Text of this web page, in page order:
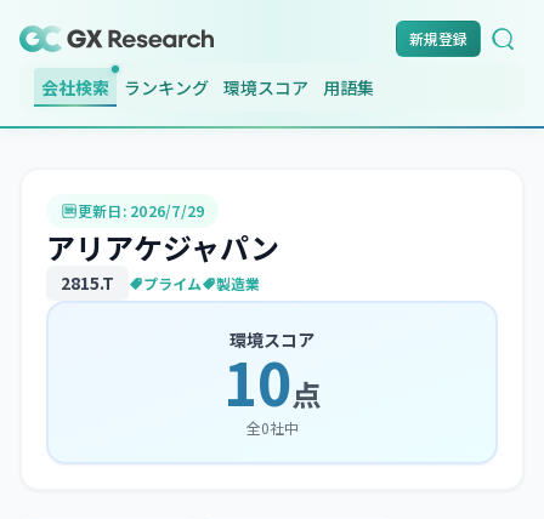
新規登録
会社検索 ランキング 環境スコア 用語集
更新日: 2026/7/29
アリアケジャパン
2815.T プライム 製造業
環境スコア
10点
全0社中